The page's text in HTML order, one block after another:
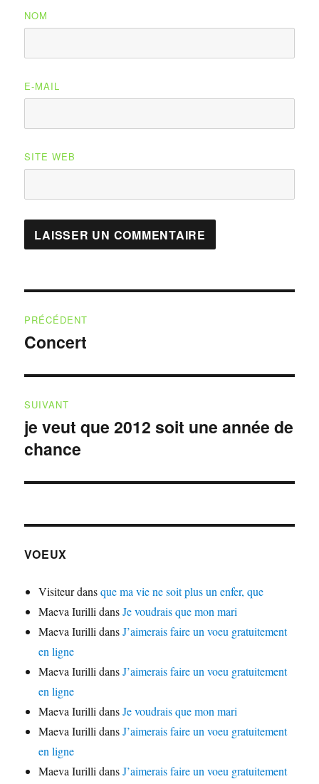
NOM
E-MAIL
SITE WEB
de
PRÉCÉDENT
Publication
Concert
SUIVANT
Publication
suivante :
je veut que 2012 soit une année de
chance
VOEUX
Visiteurdansque ma vie ne soit plus un enfer, que
Maeva Iurilli dansJe voudrais que mon mari
Maeva Iurilli dansJ’aimerais faire un voeu gratuitement
en ligne
Maeva Iurilli dansJ’aimerais faire un voeu gratuitement
en ligne
Maeva Iurilli dansJe voudrais que mon mari
Maeva Iurilli dansJ’aimerais faire un voeu gratuitement
en ligne
Maeva Iurilli dansJ’aimerais faire un voeu gratuitement